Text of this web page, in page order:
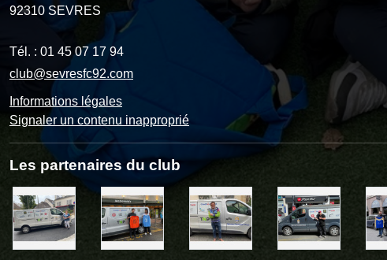
92310 SEVRES
Tél. : 01 45 07 17 94
club@sevresfc92.com
Informations légales
Signaler un contenu inapproprié
Les partenaires du club